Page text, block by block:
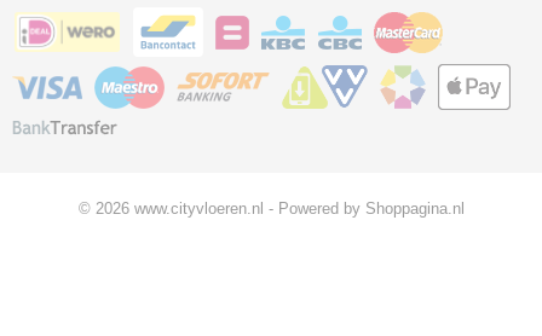
© 2026 www.cityvloeren.nl - Powered by Shoppagina.nl